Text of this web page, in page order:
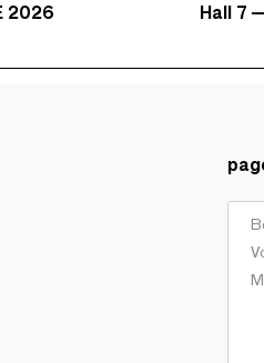
2026
Hall 7